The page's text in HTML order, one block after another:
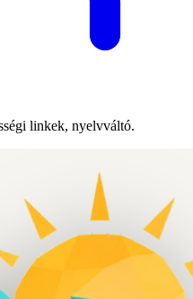
linkek, nyelvváltó.